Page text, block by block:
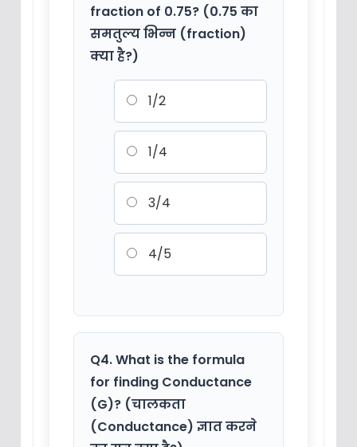
fraction of 0.75? (0.75 का
समतुल्य भिन्न (fraction)
क्या है?)
1/2
1/4
3/4
4/5
Q4. What is the formula
for finding Conductance
(G)? (चालकता
(Conductance) ज्ञात करने